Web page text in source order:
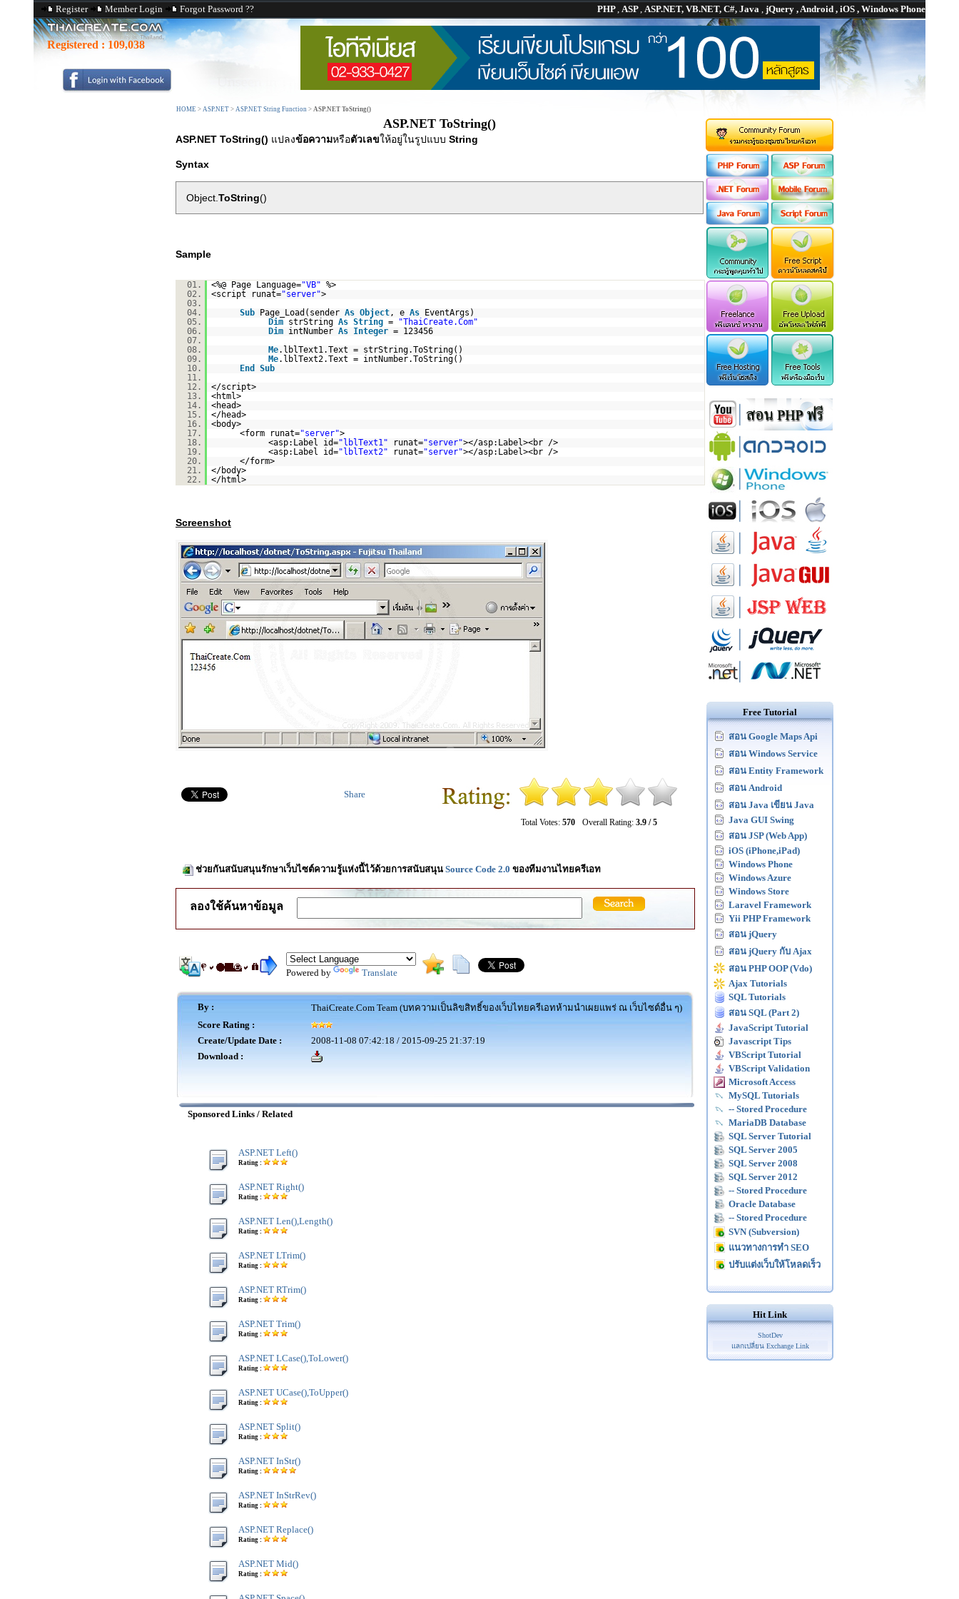
Register Member Login Forgot Password ?? PHP, ASP, ASP.NET, VB.NET, C#, Java , jQuery , Android , iOS , Windows Phone
Registered : 109,038
HOME > ASP.NET > ASP.NET String Function > ASP.NET ToString()
ASP.NET ToString()
ASP.NET ToString() แปลงข้อความหรือตัวเลขให้อยู่ในรูปแบบ String
Syntax
Object. ToString()
Sample
01. <%@ Page Language="VB" %>
02.
<script runat="server">
03.
04.
Sub Page_Load(sender As Object, e As
EventArgs)
05.
Dim strString As String =
"ThaiCreate.Com"
06.
Dim intNumber As Integer = 123456
07.
08.
Me.lblText1.Text = strString.ToString()
09.
Me.lblText2.Text = intNumber.ToString()
10.
End
Sub
11.
12.
</script>
13.
<html>
14.
<head>
15.
</head>
16.
<body>
17.
<form runat="server">
18.
<asp:Label id="lblText1" runat="server"></asp:Label><br />
19.
<asp:Label id="lblText2" runat="server"></asp:Label><br />
20.
</form>
21.
</body>
22.
</html>
Screenshot
Total Votes: 570 Overall Rating: 3.9 / 5
Share
ช่วยกันสนับสนุนรักษาเว็บไซต์ความรู้แห่งนี้ไว้ด้วยการสนับสนุน Source Code 2.0 ของทีมงานไทยครีเอท
ลองใช้ค้นหาข้อมูล
Powered by Translate
By :
ThaiCreate.Com Team (บทความเป็นลิขสิทธิ์ของเว็บไทยครีเอทห้ามนำเผยแพร่ ณ เว็บไซต์อื่น ๆ)
Score Rating :
Create/Update Date :
2008-11-08 07:42:18 / 2015-09-25 21:37:19
Download :
Sponsored Links / Related
ASP.NET Left()
Rating :
ASP.NET Right()
Rating :
ASP.NET Len(),Length()
Rating :
ASP.NET LTrim()
Rating :
ASP.NET RTrim()
Rating :
ASP.NET Trim()
Rating :
ASP.NET LCase(),ToLower()
Rating :
ASP.NET UCase(),ToUpper()
Rating :
ASP.NET Split()
Rating :
ASP.NET InStr()
Rating :
ASP.NET InStrRev()
Rating :
ASP.NET Replace()
Rating :
ASP.NET Mid()
Rating :
Free Tutorial
สอน Google Maps Api
สอน Windows Service
สอน Entity Framework
สอน Android
สอน Java เขียน Java
Java GUI Swing
สอน JSP (Web App)
iOS (iPhone,iPad)
Windows Phone
Windows Azure
Windows Store
Laravel Framework
Yii PHP Framework
สอน jQuery
สอน jQuery กับ Ajax
สอน PHP OOP (Vdo)
Ajax Tutorials
SQL Tutorials
สอน SQL (Part 2)
JavaScript Tutorial
Javascript Tips
VBScript Tutorial
VBScript Validation
Microsoft Access
MySQL Tutorials
-- Stored Procedure
MariaDB Database
SQL Server Tutorial
SQL Server 2005
SQL Server 2008
SQL Server 2012
-- Stored Procedure
Oracle Database
-- Stored Procedure
SVN (Subversion)
แนวทางการทำ SEO
ปรับแต่งเว็บให้โหลดเร็ว
Hit Link
ShotDev
แลกเปลี่ยน Exchange Link